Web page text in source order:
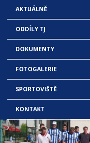
AKTUÁLNĚ
ODDÍLY TJ
DOKUMENTY
FOTOGALERIE
SPORTOVIŠTĚ
KONTAKT